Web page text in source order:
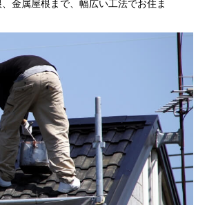
金属屋根まで、幅広い工法でお住ま